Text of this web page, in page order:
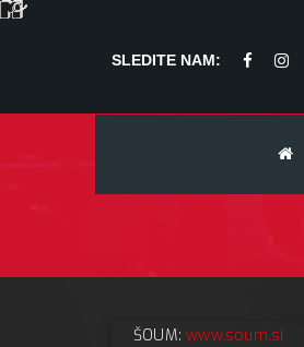
SLEDITE NAM:
ŠOUM:www.soum.si